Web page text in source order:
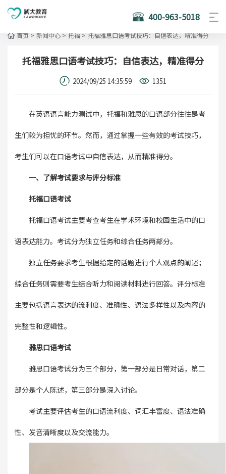
400-963-5018
首页 > 新闻中心 > 托福 > 托福雅思口语考试技巧：自信表达，精准得分
托福雅思口语考试技巧：自信表达，精准得分
2024/09/25 14:35:59 1351
在英语语言能力测试中，托福和雅思的口语部分往往是考
生们较为担忧的环节。然而，通过掌握一些有效的考试技巧，
考生们可以在口语考试中自信表达，从而精准得分。
一、了解考试要求与评分标准
托福口语考试
托福口语考试主要考查考生在学术环境和校园生活中的口
语表达能力。考试分为独立任务和综合任务两部分。
独立任务要求考生根据给定的话题进行个人观点的阐述；
综合任务则需要考生结合听力和阅读材料进行回答。评分标准
主要包括语言表达的流利度、准确性、语法多样性以及内容的
完整性和逻辑性。
雅思口语考试
雅思口语考试分为三个部分，第一部分是日常对话，第二
部分是个人陈述，第三部分是深入讨论。
考试主要评估考生的口语流利度、词汇丰富度、语法准确
性、发音清晰度以及交流能力。